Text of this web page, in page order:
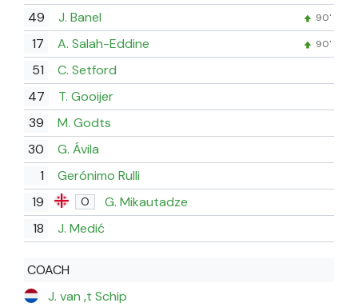
49 J. Banel 90'
17 A. Salah-Eddine 90'
51
C. Setford
47
T. Gooijer
39
M. Godts
30
G. Ávila
1
Gerónimo Rulli
19
O
G. Mikautadze
18
J. Medić
COACH
J. van ‚t Schip